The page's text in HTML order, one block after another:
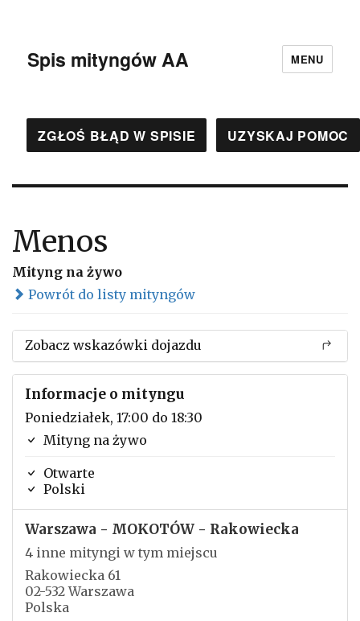
Spis mityngów AA MENU
ZGŁOŚ BŁĄD W SPISIE UZYSKAJ POMOC
Menos
Mityng na żywo
Powrót do listy mityngów
Zobacz wskazówki dojazdu
Informacje o mityngu
Poniedziałek, 17:00 do 18:30
Mityng na żywo
Otwarte
Polski
Warszawa - MOKOTÓW - Rakowiecka
4 inne mityngi w tym miejscu
Rakowiecka 61
02-532 Warszawa
Polska